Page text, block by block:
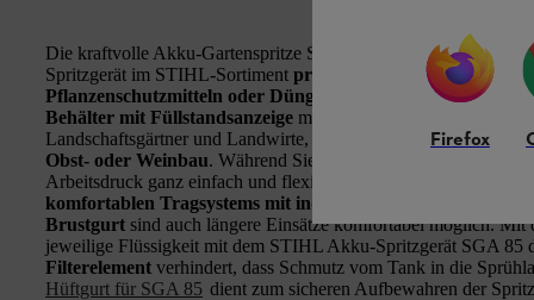
Die kraftvolle Akku-Gartenspritze STIHL SGA 85 mit
Spritzgerät im STIHL-Sortiment professionelle Anwenderbeim
Pflanzenschutzmitteln oder Dünger
Hoher Arbeitsdruck
Behälter mit Füllstandsanzeige machen das rückentragbare
Landschaftsgärtner und Landwirte, auch
für herausfordernde
Obst- oder Weinbau. Während Sie die 6,2 kg leichte
Arbeitsdruck ganz einfach und flexibel von 1 bar bis 6 bar per
komfortablen Tragsystems mit individuell einstellbaren
Brustgurt sind auch längere Einsätze komfortabel möglich. Mit
jeweilige Flüssigkeit mit dem STIHL Akku-Spritzgerät SGA 85
Filterelement verhindert, dass Schmutz vom Tank in die
Hüftgurt für SGA 85 dient zum sicheren Aufbewahren der
Firefox